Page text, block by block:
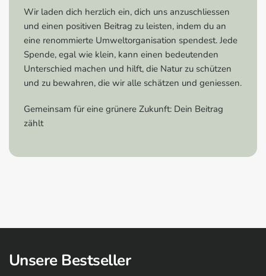
Optimale Anwendung:
Verwende das Tuch bei der
Glasreinigung in Kombination mit einem
Glasreiniger, um beste Ergebnisse zu erzielen.
Regelmässige Pflege:
Wasche das Tuch
regelmässig bei 30-60°C und vermeide
Weichspüler, um die Lebensdauer des Tuchs zu
Vor der ersten Verwendung waschen:Wasche das
Tuch vor der ersten Anwendung, um mögliche
Wir laden dich herzlich ein, dich uns anzuschliessen
und einen positiven Beitrag zu leisten, indem du an
eine renommierte Umweltorganisation spendest. Jede
Spende, egal wie klein, kann einen bedeutenden
Unterschied machen und hilft, die Natur zu schützen
und zu bewahren, die wir alle schätzen und geniessen.
Gemeinsam für eine grünere Zukunft: Dein Beitrag
zählt
Unsere Bestseller